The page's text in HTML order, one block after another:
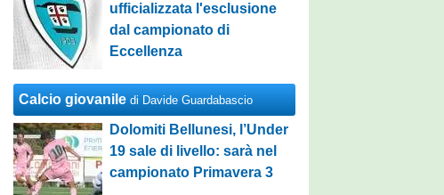
ufficializzata l'esclusione
dal campionato di
Eccellenza
Calcio giovanile di Davide Guardabascio
Dolomiti Bellunesi, l’Under
19 sale di livello: sarà nel
campionato Primavera 3